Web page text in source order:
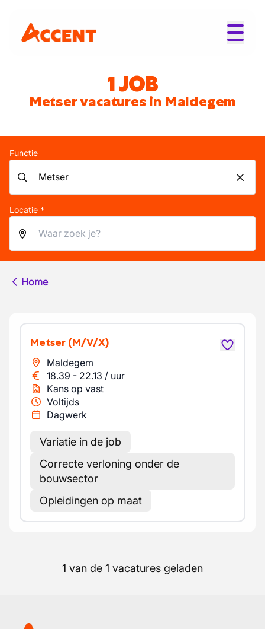
1 JOB
Metser vacatures in Maldegem
Functie
Locatie *
Home
Metser (M/V/X)
Maldegem
18.39 - 22.13 / uur
Kans op vast
Voltijds
Dagwerk
Variatie in de job
Correcte verloning onder de
bouwsector
Opleidingen op maat
1 van de 1 vacatures geladen